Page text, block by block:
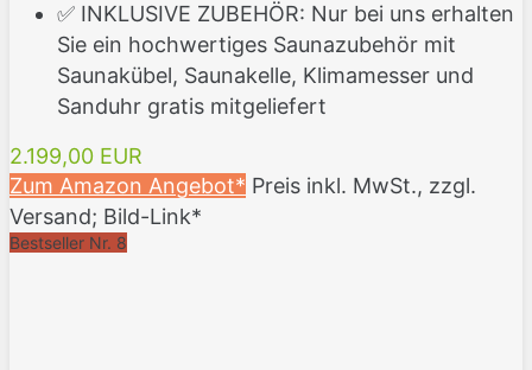
✅ INKLUSIVE ZUBEHÖR: Nur bei uns erhalten
Sie ein hochwertiges Saunazubehör mit
Saunakübel, Saunakelle, Klimamesser und
Sanduhr gratis mitgeliefert
2.199,00 EUR
Zum Amazon Angebot* Preis inkl. MwSt., zzgl.
Versand; Bild-Link*
Bestseller Nr. 8